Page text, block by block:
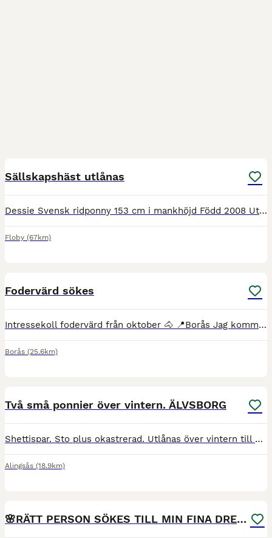
Sällskapshäst utlånas
Dessie Svensk ridponny 153 cm i mankhöjd Född 2008 Utlånas som sällskap (på grund av gammal skada) till bra hem Dessie är frisk och har gått som sällskap hos nuvarande fodervärd.
Floby (67km)
Fodervärd sökes
Intressekoll fodervärd från oktober 🐴 📍Borås Jag kommer att om allt går som planerat resa till Australien i oktober på obestämd tid och gör därför en intressekoll om det finns någon som skulle var
Borås (25.6km)
Två små ponnier över vintern. ÄLVSBORG
Shettispar. Sto plus okastrerad. Utlånas över vintern till barnfamilj som bor på landet och det enda som saknas är ett par ponnier. Inte så välridna men.. inte inkörda heller. Runt Vårgårda helst
Alingsås (18.9km)
🌸RÄTT PERSON SÖKES TILL MIN FINA DRESSYRHÄST🌸